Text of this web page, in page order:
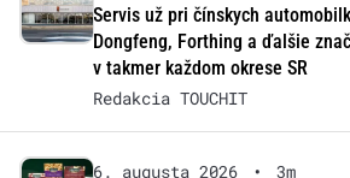
Servis už pri čínskych
Dongfeng, Forthing a ďalšie
v takmer každom okrese SR
Redakcia TOUCHIT
6. augusta 2026 •
3m